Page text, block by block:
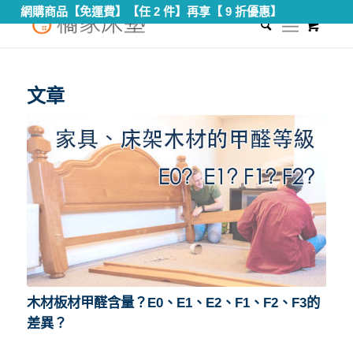
網購商品【免運費】【任 2 件】再享【 9 折優惠】
您現在的位置： 首頁 /甲醛含量標準
文章
木材板材甲醛含量？E0、E1、E2、F1、F2、F3的
差異？